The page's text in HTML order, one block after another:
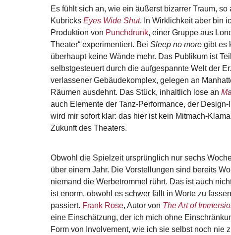
Es fühlt sich an, wie ein äußerst bizarrer Traum,
Kubricks Eyes Wide Shut. In Wirklichkeit aber bin
Produktion von Punchdrunk, einer Gruppe aus
Theater“ experimentiert. Bei Sleep no more gibt es
überhaupt keine Wände mehr. Das Publikum ist
selbstgesteuert durch die aufgespannte Welt der
verlassener Gebäudekomplex, gelegen an
Räumen ausdehnt. Das Stück, inhaltlich lose an
auch Elemente der Tanz-Performance, der
wird mir sofort klar: das hier ist kein Mitmach-
Zukunft des Theaters.
Obwohl die Spielzeit ursprünglich nur sechs
über einem Jahr. Die Vorstellungen sind bereits
niemand die Werbetrommel rührt. Das ist auch
ist enorm, obwohl es schwer fällt in Worte zu
passiert. Frank Rose, Autor von The Art of
eine Einschätzung, der ich mich ohne
Form von Involvement, wie ich sie selbst noch nie